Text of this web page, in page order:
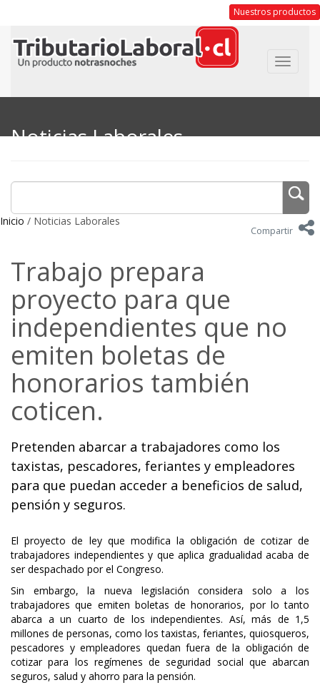
Nuestros productos
Toggle
Noticias Laborales
Inicio / Noticias Laborales
Compartir
Trabajo prepara
proyecto para que
independientes que no
emiten boletas de
honorarios también
coticen.
Pretenden abarcar a trabajadores como los
taxistas, pescadores, feriantes y empleadores
para que puedan acceder a beneficios de salud,
pensión y seguros.
El proyecto de ley que modifica la obligación de cotizar de
trabajadores independientes y que aplica gradualidad acaba de
ser despachado por el Congreso.
Sin embargo, la nueva legislación considera solo a los
trabajadores que emiten boletas de honorarios, por lo tanto
abarca a un cuarto de los independientes. Así, más de 1,5
millones de personas, como los taxistas, feriantes, quiosqueros,
pescadores y empleadores quedan fuera de la obligación de
cotizar para los regímenes de seguridad social que abarcan
seguros, salud y ahorro para la pensión.